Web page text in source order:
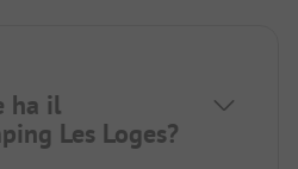
ha il
Les Loges?